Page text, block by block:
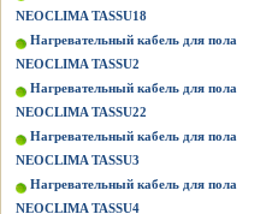
NEOCLIMA TASSU18
Нагревательный кабель для пола
NEOCLIMA TASSU2
Нагревательный кабель для пола
NEOCLIMA TASSU22
Нагревательный кабель для пола
NEOCLIMA TASSU3
Нагревательный кабель для пола
NEOCLIMA TASSU4